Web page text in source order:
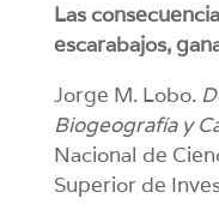
Las
escarabajos,
Jorge M. Lobo.
Biogeografía y
Nacional de
Superior de